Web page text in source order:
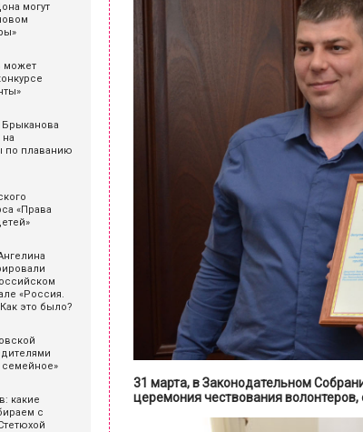
могут
может
Брыканова
по плаванию
«Права
«Россия.
это было?
семейное»
какие
с
31 марта, в Законодательном
церемония чествования